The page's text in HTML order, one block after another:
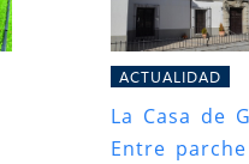
ACTUALIDAD
La Casa de
Entre